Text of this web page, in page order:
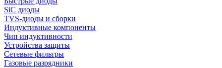
SiC диоды
TVS-диоды и сборки
Индуктивные компоненты
Чип индуктивности
Устройства защиты
Сетевые фильтры
Газовые разрядники